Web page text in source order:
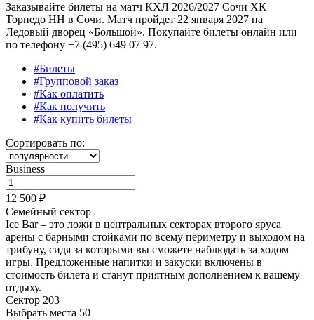
Заказывайте билеты на матч КХЛ 2026/2027 Сочи ХК –
Торпедо НН в Сочи. Матч пройдет 22 января 2027 на
Ледовый дворец «Большой». Покупайте билеты онлайн или
по телефону +7 (495) 649 07 97.
#Билеты
#Групповой заказ
#Как оплатить
#Как получить
#Как купить билеты
Сортировать по:
Business
12 500 ₽
Семейный сектор
Ice Bar – это ложи в центральных секторах второго яруса
арены с барными стойками по всему периметру и выходом на
трибуну, сидя за которыми вы сможете наблюдать за ходом
игры. Предложенные напитки и закуски включены в
стоимость билета и станут приятным дополнением к вашему
отдыху.
Сектор 203
Выбрать места 50